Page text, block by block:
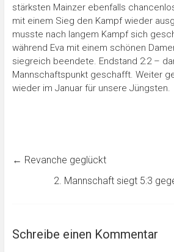
stärksten Mainzer ebenfalls
mit einem Sieg den Kampf wieder
musste nach langem Kampf sich
während Eva mit einem schönen
siegreich beendete. Endstand 2:2 –
Mannschaftspunkt geschafft. Weiter
wieder im Januar für unsere Jüngsten.
← Revanche geglückt
2. Mannschaft siegt 5:3
Schreibe einen Kommentar